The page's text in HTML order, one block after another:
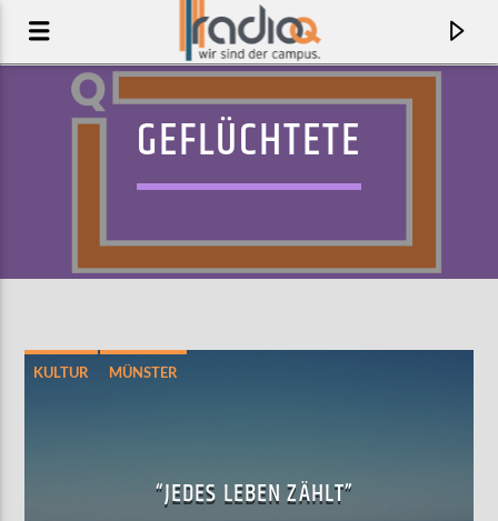
GEFLÜCHTETE
KULTUR MÜNSTER
“JEDES LEBEN ZÄHLT”